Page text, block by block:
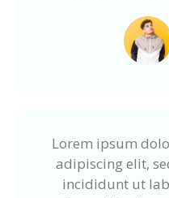
Lorem ipsum
adipiscing elit,
incididunt ut